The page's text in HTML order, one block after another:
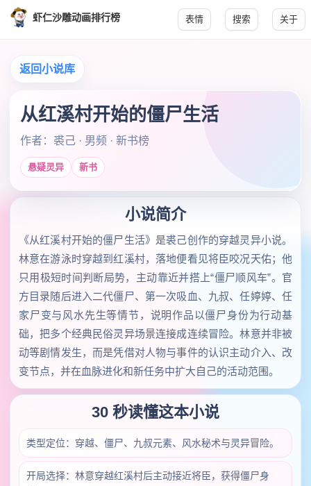
虾仁沙雕动画排行榜 表情 搜索 关于
返回小说库
从红溪村开始的僵尸生活
作者：裘己 · 男频 · 新书榜
悬疑灵异 新书
小说简介
《从红溪村开始的僵尸生活》是裘己创作的穿越灵异小说。
林意在游泳时穿越到红溪村，落地便看见将臣咬况天佑；他
只用极短时间判断局势，主动靠近并搭上“僵尸顺风车”。官
方目录随后进入二代僵尸、第一次吸血、九叔、任婷婷、任
家尸变与风水先生等情节，说明作品以僵尸身份为行动基
础，把多个经典民俗灵异场景连接成连续冒险。林意并非被
动等剧情发生，而是凭借对人物与事件的认识主动介入、改
变节点，并在血脉进化和新任务中扩大自己的活动范围。
30 秒读懂这本小说
类型定位：穿越、僵尸、九叔元素、风水秘术与灵异冒险。
开局选择：林意穿越红溪村后主动接近将臣，获得僵尸身